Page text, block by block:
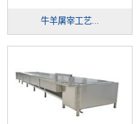
牛羊屠宰工艺...